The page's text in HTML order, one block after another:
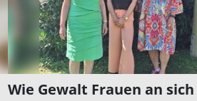
Wie Gewalt Frauen an